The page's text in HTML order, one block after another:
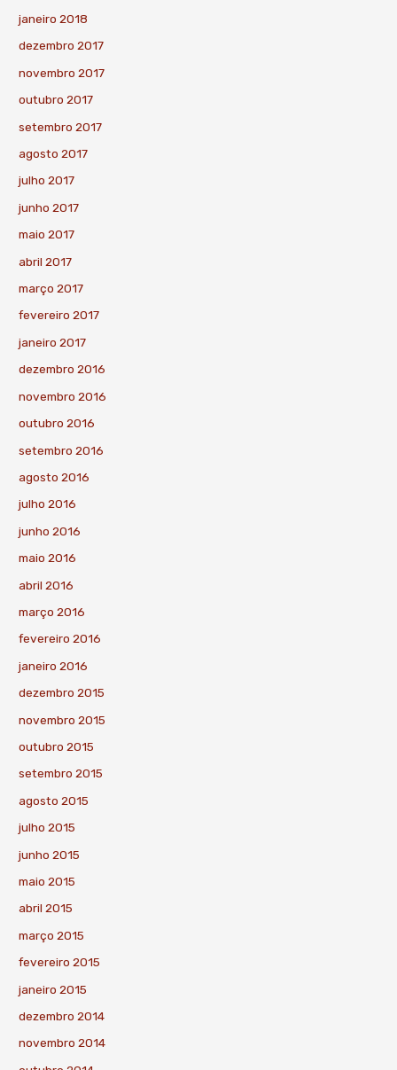
janeiro 2018
dezembro 2017
novembro 2017
outubro 2017
setembro 2017
agosto 2017
julho 2017
junho 2017
maio 2017
abril 2017
março 2017
fevereiro 2017
janeiro 2017
dezembro 2016
novembro 2016
outubro 2016
setembro 2016
agosto 2016
julho 2016
junho 2016
maio 2016
abril 2016
março 2016
fevereiro 2016
janeiro 2016
dezembro 2015
novembro 2015
outubro 2015
setembro 2015
agosto 2015
julho 2015
junho 2015
maio 2015
abril 2015
março 2015
fevereiro 2015
janeiro 2015
dezembro 2014
novembro 2014